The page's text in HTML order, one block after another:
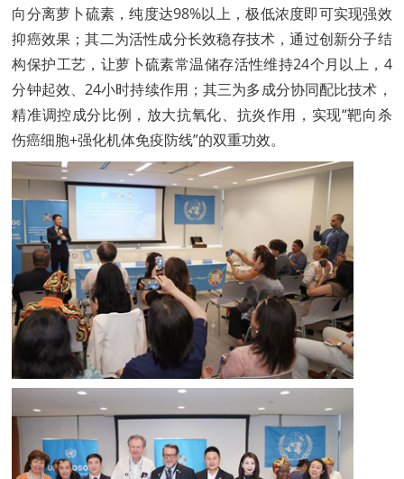
向分离萝卜硫素，纯度达98%以上，极低浓度即可实现强效
抑癌效果；其二为活性成分长效稳存技术，通过创新分子结
构保护工艺，让萝卜硫素常温储存活性维持24个月以上，4
分钟起效、24小时持续作用；其三为多成分协同配比技术，
精准调控成分比例，放大抗氧化、抗炎作用，实现“靶向杀
伤癌细胞+强化机体免疫防线”的双重功效。